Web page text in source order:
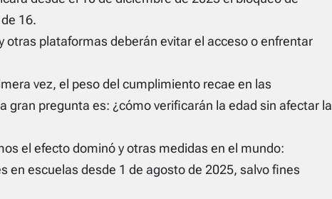
16.
otras plataformas deberán evitar el acceso o enfrentar
vez, el peso del cumplimiento recae en las
gran pregunta es: ¿cómo verificarán la edad sin afectar la
el efecto dominó y otras medidas en el mundo:
en escuelas desde 1 de agosto de 2025, salvo fines